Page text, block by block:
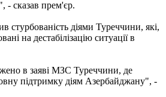
- сказав прем'єр.
стурбованість діями Туреччини, які,
на дестабілізацію ситуації в
в заяві МЗС Туреччини, де
підтримку діям Азербайджану", -